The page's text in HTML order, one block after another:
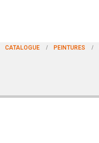
CATALOGUE PEINTURES